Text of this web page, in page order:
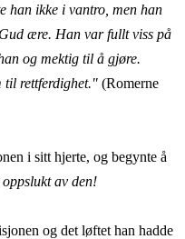
han ikke i vantro, men han
ære. Han var fullt viss på
og mektig til å gjøre.
til rettferdighet." (Romerne
i sitt hjerte, og begynte å
av den!
og det løftet han hadde